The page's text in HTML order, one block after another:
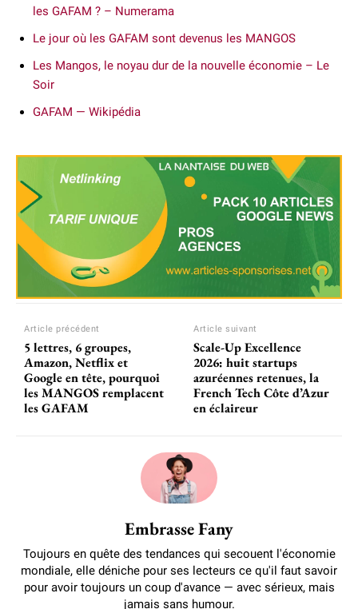
les GAFAM ? – Numerama
Le jour où les GAFAM sont devenus les MANGOS
Les Mangos, le noyau dur de la nouvelle économie – Le
Soir
GAFAM — Wikipédia
Article précédent
5 lettres, 6 groupes,
Amazon, Netflix et
Google en tête, pourquoi
les MANGOS remplacent
les GAFAM
Article suivant
Scale-Up Excellence
2026: huit startups
azuréennes retenues, la
French Tech Côte d’Azur
en éclaireur
Embrasse Fany
Toujours en quête des tendances qui secouent l'économie
mondiale, elle déniche pour ses lecteurs ce qu'il faut savoir
pour avoir toujours un coup d'avance — avec sérieux, mais
jamais sans humour.